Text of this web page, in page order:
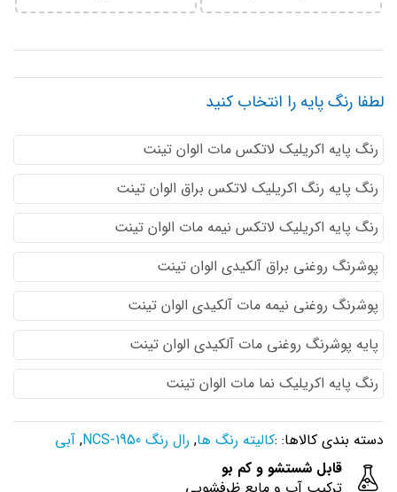
لطفا رنگ پایه را انتخاب کنید
رنگ پایه اكريليك لاتكس مات الوان تینت
رنگ پایه رنگ اكريليك لاتكس براق الوان تینت
رنگ پایه اكريليك لاتكس نيمه مات الوان تینت
پوشرنگ روغنی براق آلکیدی الوان تینت
پوشرنگ روغنی نیمه مات آلکیدی الوان تینت
پایه پوشرنگ روغنی مات آلکیدی الوان تینت
رنگ پایه اکریلیک نما مات الوان تینت
دسته بندی کالاها: :کالیته رنگ ها, رال رنگ NCS-1950 , آبی
قابل شستشو و کم بو